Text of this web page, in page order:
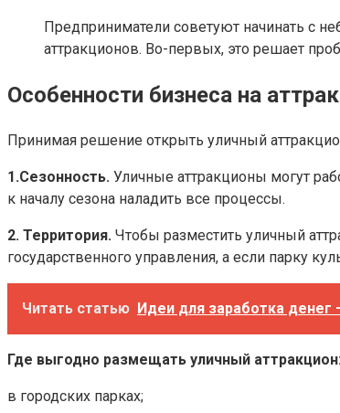
Предприниматели советуют начинать с
аттракционов. Во-первых, это решает
Особенности бизнеса на
Принимая решение открыть уличный
1.Сезонность. Уличные аттракционы могут
к началу сезона наладить все процессы.
2. Территория. Чтобы разместить уличный
государственного управления, а если парку
Читать статью Идеи для заработка денег
Где выгодно размещать уличный аттракцион:
в городских парках;